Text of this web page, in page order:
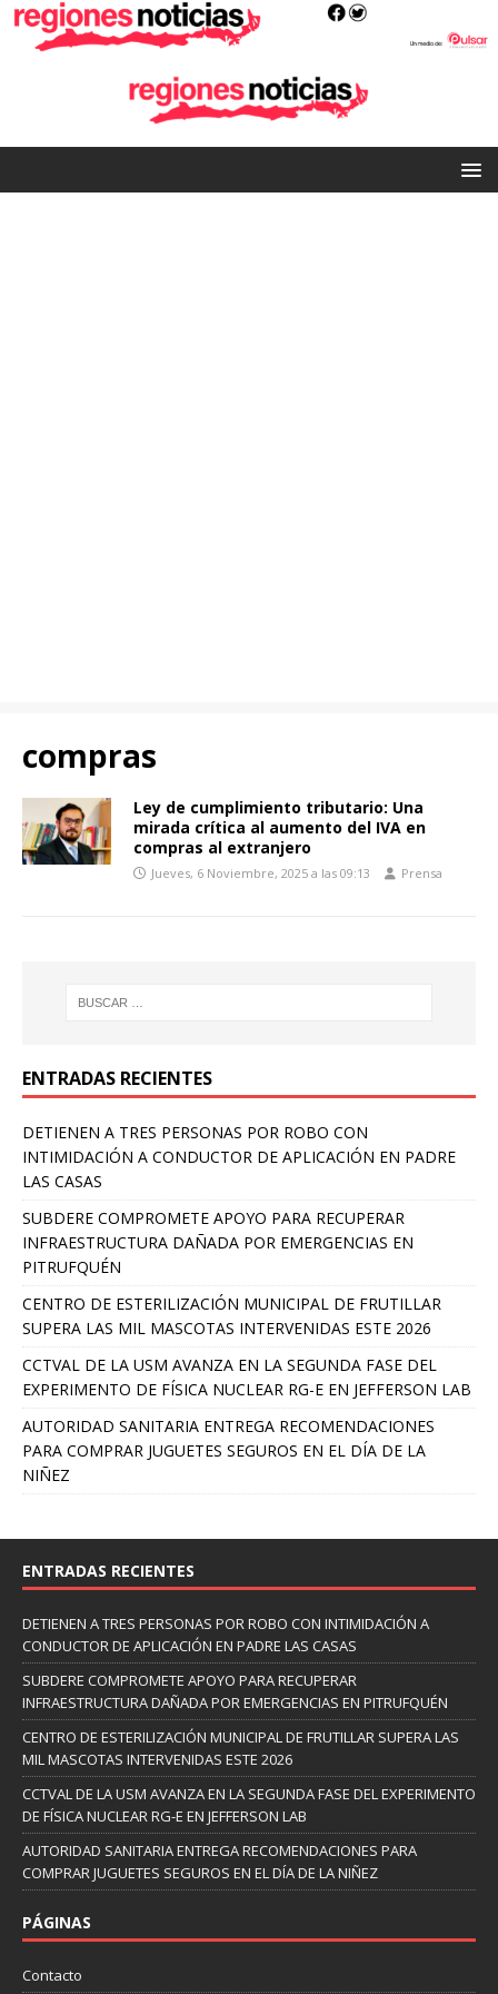
compras
Ley de cumplimiento tributario: Una
mirada crítica al aumento del IVA en
compras al extranjero
Jueves, 6 Noviembre, 2025 a las 09:13 Prensa
ENTRADAS RECIENTES
DETIENEN A TRES PERSONAS POR ROBO CON
INTIMIDACIÓN A CONDUCTOR DE APLICACIÓN EN PADRE
LAS CASAS
SUBDERE COMPROMETE APOYO PARA RECUPERAR
INFRAESTRUCTURA DAÑADA POR EMERGENCIAS EN
PITRUFQUÉN
CENTRO DE ESTERILIZACIÓN MUNICIPAL DE FRUTILLAR
SUPERA LAS MIL MASCOTAS INTERVENIDAS ESTE 2026
CCTVAL DE LA USM AVANZA EN LA SEGUNDA FASE DEL
EXPERIMENTO DE FÍSICA NUCLEAR RG-E EN JEFFERSON LAB
AUTORIDAD SANITARIA ENTREGA RECOMENDACIONES
PARA COMPRAR JUGUETES SEGUROS EN EL DÍA DE LA
NIÑEZ
ENTRADAS RECIENTES
DETIENEN A TRES PERSONAS POR ROBO CON INTIMIDACIÓN A
CONDUCTOR DE APLICACIÓN EN PADRE LAS CASAS
SUBDERE COMPROMETE APOYO PARA RECUPERAR
INFRAESTRUCTURA DAÑADA POR EMERGENCIAS EN PITRUFQUÉN
CENTRO DE ESTERILIZACIÓN MUNICIPAL DE FRUTILLAR SUPERA LAS
MIL MASCOTAS INTERVENIDAS ESTE 2026
CCTVAL DE LA USM AVANZA EN LA SEGUNDA FASE DEL EXPERIMENTO
DE FÍSICA NUCLEAR RG-E EN JEFFERSON LAB
AUTORIDAD SANITARIA ENTREGA RECOMENDACIONES PARA
COMPRAR JUGUETES SEGUROS EN EL DÍA DE LA NIÑEZ
PÁGINAS
Contacto